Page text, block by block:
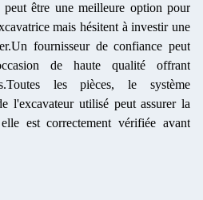
être une meilleure option pour
mais hésitent à investir une
fournisseur de confiance peut
de haute qualité offrant
les pièces, le système
l'excavateur utilisé peut assurer la
est correctement vérifiée avant